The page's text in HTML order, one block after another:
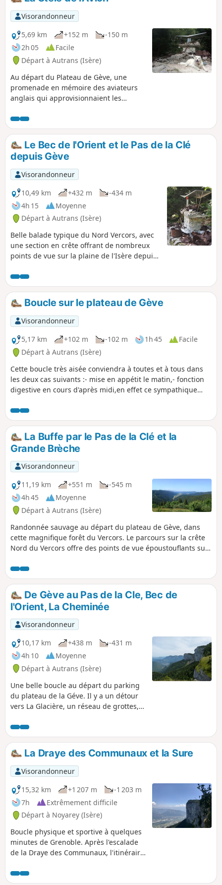
Visorandonneur
5,69 km
+152 m
-150 m
2h 05
Facile
Départ à Autrans (Isère)
Au départ du Plateau de Gève, une
promenade en mémoire des aviateurs
anglais qui approvisionnaient les
Le Bec de l'Orient et le Pas de la Clé
depuis Gève
Visorandonneur
10,49 km
+432 m
-434 m
4h 15
Moyenne
Départ à Autrans (Isère)
Belle balade typique du Nord Vercors, avec
une section en crête offrant de nombreux
points de vue sur la plaine de l'Isère depuis
passages dans des karsts tourmentés, belles
forêts mixtes, avec quelques beaux
spécimens d'arbres. Deux lieux intéressants
de commémoration des actions du Maquis
du Vercors.
Boucle sur le plateau de Gève
Visorandonneur
5,17 km
+102 m -102 m 1h 45
Facile
Départ à Autrans (Isère)
Cette boucle très aisée conviendra à toutes et à tous dans
les deux cas suivants :- mise en appétit le matin,- fonction
digestive en cours d'après midi,en effet ce sympathique
offre en toutes saisons une promenade des plus agréables.
La Buffe par le Pas de la Clé et la
Grande Brèche
Visorandonneur
11,19 km
+551 m
-545 m
4h 45
Moyenne
Départ à Autrans (Isère)
Randonnée sauvage au départ du plateau de Gève, dans
cette magnifique forêt du Vercors. Le parcours sur la crête
Nord du Vercors offre des points de vue époustouflants sur
Voironais ainsi que la Chartreuse.
De Gève au Pas de la Cle, Bec de
l'Orient, La Cheminée
Visorandonneur
10,17 km
+438 m
-431 m
4h 10
Moyenne
Départ à Autrans (Isère)
Une belle boucle au départ du parking
du plateau de la Géve. Il y a un détour
vers La Glacière, un réseau de grottes,
44, qui a été utilisée par la résistance
pendant la Seconde Guerre mondiale.
La vue depuis la crête est magnifique.
La Draye des Communaux et la Sure
Visorandonneur
15,32 km
+1 207 m
-1 203 m
7h
Extrêmement difficile
Départ à Noyarey (Isère)
Boucle physique et sportive à quelques
minutes de Grenoble. Après l'escalade
de la Draye des Communaux, l'itinéraire
lapiaz du Gouffre Berger, puis aboutit